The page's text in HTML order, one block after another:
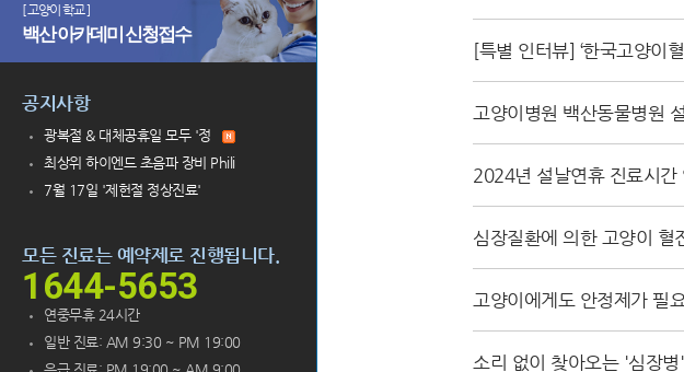
[ 고양이 학교 ]
백산 아카데미 신청접수
공지사항
광복절 & 대체공휴일 모두 '정
최상위 하이엔드 초음파 장비 Phili
7월 17일 '제헌절 정상진료'
모든 진료는 예약제로 진행됩니다.
1644-5653
연중무휴 24시간
일반 진료: AM 9:30 ~ PM 19:00
[특별 인터뷰] ‘한국고양이
고양이병원 백산동물병원
2024년 설날연휴 진료시간
심장질환에 의한 고양이 혈
고양이에게도 안정제가 필
소리 없이 찾아오는 '심장